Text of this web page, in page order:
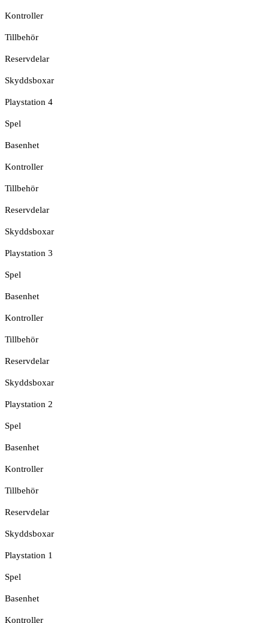
Kontroller
Tillbehör
Reservdelar
Skyddsboxar
Playstation 4
Spel
Basenhet
Kontroller
Tillbehör
Reservdelar
Skyddsboxar
Playstation 3
Spel
Basenhet
Kontroller
Tillbehör
Reservdelar
Skyddsboxar
Playstation 2
Spel
Basenhet
Kontroller
Tillbehör
Reservdelar
Skyddsboxar
Playstation 1
Spel
Basenhet
Kontroller